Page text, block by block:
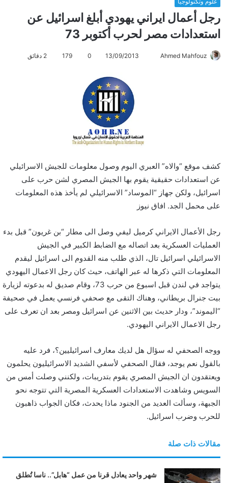
رجل أعمال ايراني يهودي أبلغ اسرائيل عن
استعدادات مصر لحرب أكتوبر 73
Ahmed Mahfouz
إ
ل
ك
ا
13/09/2013
0
179
كشف موقع “والاه” العبري اليوم وصول معلومات للجيش الاسرائيلي
عن استعدادات حقيقية يقوم بها الجيش المصري لشن حرب على
اسرائيل، ولكن جهاز “الموساد” الاسرائيلي لم يأخذ هذه المعلومات
على محمل الجد. افاق نيوز
رجل الأعمال الايراني كرميل ليفي وصل الى مطار “بن غريون” قبل بدء
العمليات العسكرية بعد اتصاله مع الضابط الكبير في الجيش
الاسرائيلي اسرائيل تال، الذي طلب منه القدوم الى اسرائيل ليقدم
المعلومات التي ذكرها له عبر الهاتف، حيث كان رجل الاعمال اليهودي
يتواجد في لندن قبل اسبوع من حرب 73، وقام صديق له بدعوته لزيارة
بيت جنرال بريطاني، وهناك التقى مع صحفي فرنسي يعمل في صحيفة
“اليموند”، ودار حديث بين الاثنين عن اسرائيل ومصر بعد ان تعرف على
رجل الاعمال الايراني اليهودي.
ووجه الصحفي له سؤال هل لديك معارف اسرائيليين؟، فرد عليه
بالقول نعم يوجد، فقال الصحفي لأسفي الشديد الاسرائيليون يحلمون
ويعتقدون ان الجيش المصري يقوم بتدريبات، ولكنني وصلت أمس من
السويس وشاهدت الاستعدادات العسكرية المصرية التي تتوجه نحو
الجبهة، وسألت العديد من الجنود ماذا يحدث، فكان الجواب ذاهبون
للحرب وضرب اسرائيل.
مقالات ذات صلة
شهر واحد يعادل قرنا من عمل “هابل”.. ناسا تُطلق